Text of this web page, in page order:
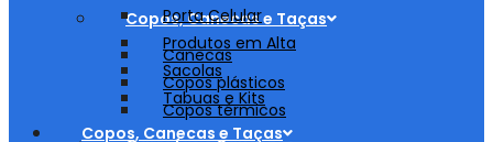
Copos, Canecas e Taças
Canecas
Copos plásticos
Copos térmicos
Porta Celular
Produtos em Alta
Sacolas
Tabuas e Kits
Copos, Canecas e Taças